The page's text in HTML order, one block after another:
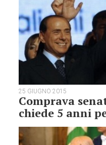
25 GIUGNO 2015
Comprava
chiede 5 anni